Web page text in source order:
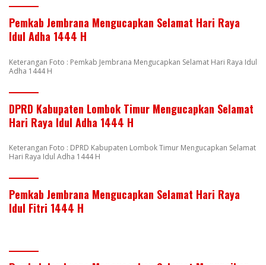
Pemkab Jembrana Mengucapkan Selamat Hari Raya
Idul Adha 1444 H
Keterangan Foto : Pemkab Jembrana Mengucapkan Selamat Hari Raya Idul
Adha 1444 H
DPRD Kabupaten Lombok Timur Mengucapkan Selamat
Hari Raya Idul Adha 1444 H
Keterangan Foto : DPRD Kabupaten Lombok Timur Mengucapkan Selamat
Hari Raya Idul Adha 1444 H
Pemkab Jembrana Mengucapkan Selamat Hari Raya
Idul Fitri 1444 H